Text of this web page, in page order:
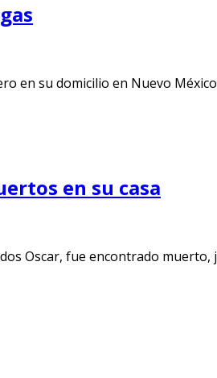
en su domicilio en Nuevo
en su casa
Oscar, fue encontrado